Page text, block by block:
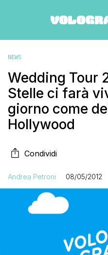
NEWS
Wedding Tour
Stelle ci farà
giorno come
Hollywood
Condividi
Andrea Petroni 08/05/2012